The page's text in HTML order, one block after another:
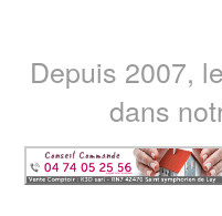
Depuis 2007,
dans